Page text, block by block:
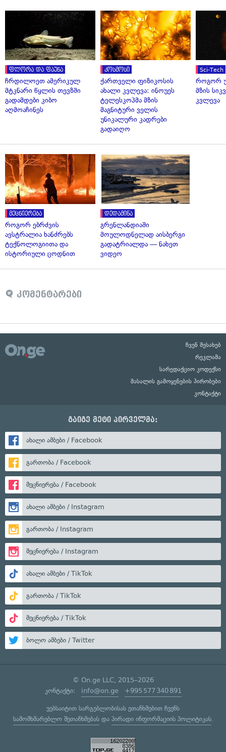
ფლორა და ფაუნა
ჩრდილოეთ ამერიკულ
მტკნარი წყლის თევზში
გადამდები კიბო
აღმოაჩინეს
კოსმოსი
ქართველი ფიზიკოსის
ახალი კვლევა: ინოუეს
ტელესკოპმა მზის
მაგნიტური ველის
უნიკალური კადრები
გადაიღო
Sci-Tech
როგორ
მზის
კვლევა
მეცნიერება
როგორ ებრძვის
ავსტრალია ხანძრებს
ტექნოლოგიითა და
ისტორიული ცოდნით
დედამიწა
გრენლანდიაში
მოულოდნელად აისბერგი
გადატრიალდა — ნახეთ
ვიდეო
კომენტარები
ჩვენ შესახებ
რეკლამა
სარედაქციო კოდექსი
მასალის გამოყენების პირობები
კონტაქტი
გაიგე მეტი პირველმა:
ახალი ამბები / Facebook
გართობა / Facebook
მეცნიერება / Facebook
ახალი ამბები / Instagram
გართობა / Instagram
მეცნიერება / Instagram
ახალი ამბები / TikTok
გართობა / TikTok
მეცნიერება / TikTok
ბოლო ამბები / Twitter
© On.ge LLC, 2015–2026
კონტაქტი: info@on.ge +995 577 340 891
ვებსაიტით სარგებლობისას ეთანხმებით ჩვენს
სამომხმარებლო შეთანხმებასდა პირადი ინფორმაციის პოლიტიკას.